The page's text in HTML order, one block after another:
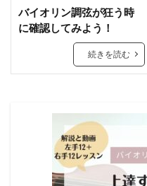
バイオリン調弦が狂う時
に確認してみよう！
続きを読む